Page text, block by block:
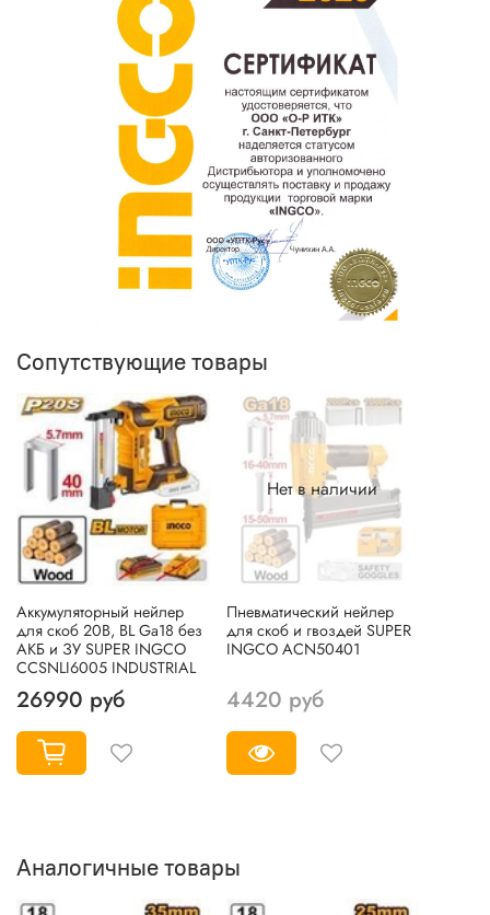
Сопутствующие товары
Аккумуляторный нейлер
для скоб 20В, BL Ga18 без
АКБ и ЗУ SUPER INGCO
CCSNLI6005 INDUSTRIAL
26990 руб
Нет в наличии
Пневматический нейлер
для скоб и гвоздей SUPER
INGCO ACN50401
4420 руб
Аналогичные товары